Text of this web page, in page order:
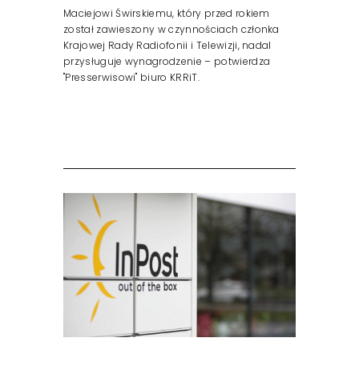
Maciejowi Świrskiemu, który przed rokiem
został zawieszony w czynnościach członka
Krajowej Rady Radiofonii i Telewizji, nadal
przysługuje wynagrodzenie – potwierdza
"Presserwisowi" biuro KRRiT.